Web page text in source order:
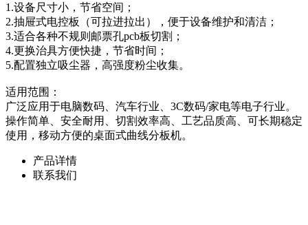
1.设备尺寸小，节省空间；
2.抽屉式电控板（可拉进拉出），便于设备维护和清洁；
3.适合各种不规则邮票孔pcb板切割；
4.更换治具方便快捷，节省时间；
5.配置独立吸尘器，高强度粉尘收集。
适用范围：
广泛应用于电脑数码、汽车行业、3C数码/家电等电子行业。
操作简单、安全耐用、切割效率高、工艺品质高、可长期稳定
使用，移动方便的桌面式曲线分板机。
产品详情
联系我们